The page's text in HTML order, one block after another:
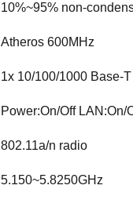
10%~95% non-
Atheros 600MHz
1x 10/100/1000 Base-
Power:On/Off
802.11a/n radio
5.150~5.8250GHz